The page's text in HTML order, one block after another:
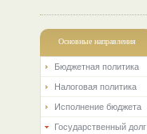
Основные направления
Бюджетная политика
Налоговая политика
Исполнение бюджета
Государственный долг